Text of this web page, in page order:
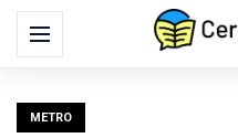
Menu
METRO